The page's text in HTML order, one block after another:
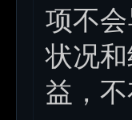
项不
状况
益，